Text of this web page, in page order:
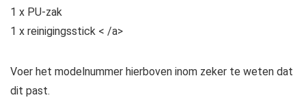
1 x PU-zak
1 x reinigingsstick < /a>
Voer het modelnummer hierboven inom zeker te weten dat
dit past.